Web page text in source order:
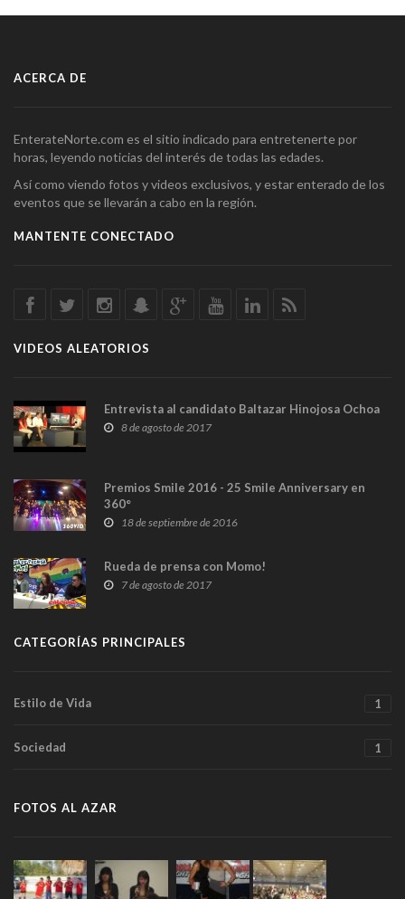
ACERCA DE
EnterateNorte.com es el sitio indicado para entretenerte por
horas, leyendo noticias del interés de todas las edades.
Así como viendo fotos y videos exclusivos, y estar enterado de los
eventos que se llevarán a cabo en la región.
MANTENTE CONECTADO
VIDEOS ALEATORIOS
Entrevista al candidato Baltazar Hinojosa Ochoa
8 de agosto de 2017
Premios Smile 2016 - 25 Smile Anniversary en
360°
18 de septiembre de 2016
Rueda de prensa con Momo!
7 de agosto de 2017
CATEGORÍAS PRINCIPALES
Estilo de Vida 1
Sociedad 1
FOTOS AL AZAR